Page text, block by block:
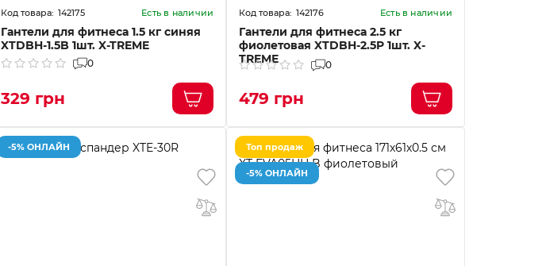
142175 Есть в наличии
Гантели для фитнеса 1.5 кг синяя
XTDBH-1.5B 1шт. X-TREME
0
329 грн
142176 Есть в наличии
Гантели для фитнеса 2.5 кг
фиолетовая XTDBH-2.5P 1шт. X-
TREME
0
479 грн
-5% ОНЛАЙН Топ продаж
-5% ОНЛАЙН